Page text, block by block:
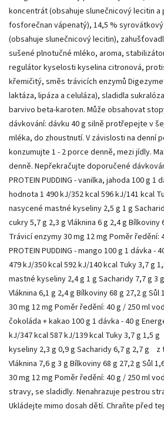
koncentrát (obsahuje slunečnicový lecitin
fosforečnan vápenatý), 14,5 %
(obsahuje slunečnicový lecitin),
sušené plnotučné mléko, aroma,
regulátor kyselosti kyselina citronová,
křemičitý, směs trávicích enzymů
laktáza, lipáza a celuláza), sladidla
barvivo beta-karoten. Může obsahovat
dávkování: dávku 40 g silně protřepejte v
mléka, do zhoustnutí. V závislosti na denní
konzumujte 1 - 2 porce denně, mezi jídly.
denně. Nepřekračujte doporučené
PROTEIN PUDDING - vanilka, jahoda 100 g 1
hodnota 1 490 kJ/352 kcal 596 kJ/141 kcal
nasycené mastné kyseliny 2,5 g 1 g
cukry 5,7 g 2,3 g Vláknina 6 g 2,4 g Bílkoviny
Trávicí enzymy 30 mg 12 mg Poměr ředění:
PROTEIN PUDDING - mango 100 g 1 dávka
479 kJ/350 kcal 592 kJ/140 kcal Tuky 3,7 g
mastné kyseliny 2,4 g 1 g Sacharidy 7,7 g
Vláknina 6,1 g 2,4 g Bílkoviny 68 g 27,2 g
30 mg 12 mg Poměr ředění: 40 g / 250 ml
čokoláda + kakao 100 g 1 dávka - 40 g
kJ/347 kcal 587 kJ/139 kcal Tuky 3,7 g 1,5
kyseliny 2,3 g 0,9 g Sacharidy 6,7 g 2,7 g z
Vláknina 7,6 g 3 g Bílkoviny 68 g 27,2 g Sůl
30 mg 12 mg Poměr ředění: 40 g / 250 ml
stravy, se sladidly. Nenahrazuje pestrou
Ukládejte mimo dosah dětí. Chraňte před